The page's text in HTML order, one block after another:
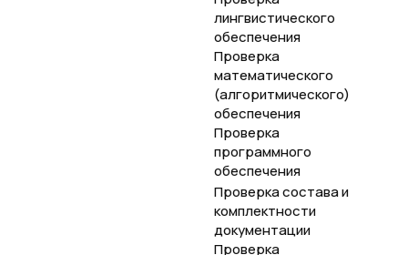
лингвистического
обеспечения
Проверка
математического
(алгоритмического)
обеспечения
Проверка
программного
обеспечения
Проверка состава и
комплектности
документации
Проверка